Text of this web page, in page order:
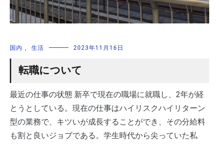
国内 , 生活 2023年11月16日
転職について
最近の仕事の状態 新卒で現在の職場に就職し、2年が経
とうとしている。現在の仕事はハイリスクハイリターン
型の業務で、キツいが成長することができ、その分給料
も割と良いジョブである。学生時代から尖っていた私